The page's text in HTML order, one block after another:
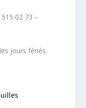
02 73 –
jours fériés.